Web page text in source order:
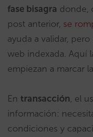
fase bisagra donde,
post anterior, se
ayuda a validar,
web indexada. Aquí
empiezan a marcar
En transacción, el
información:
condiciones y